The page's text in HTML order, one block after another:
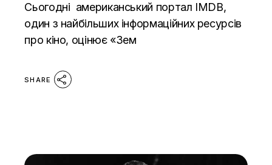
Сьогодні американський портал IMDB,
один з найбільших інформаційних ресурсів
про кіно, оцінює «Зем
SHARE